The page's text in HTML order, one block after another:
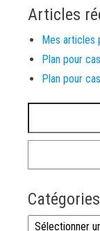
Articles
Mes articles
Plan pour
Plan pour
Catégories
Catégories